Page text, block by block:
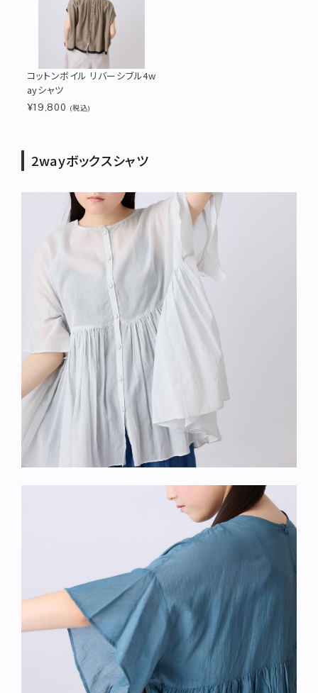
コットンボイル リバーシブル4w
ayシャツ
¥19,800 (税込)
2wayボックスシャツ